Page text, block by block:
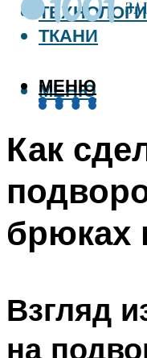
ТКАНИ
МЕНЮ
МЕНЮ
Как
брюках
Взгляд
на